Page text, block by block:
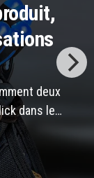
deux
dans leur
et quelles
de
et de